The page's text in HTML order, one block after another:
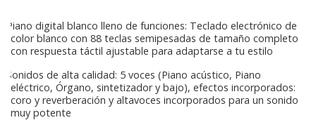
Piano digital blanco lleno de funciones: Teclado electrónico de
color blanco con 88 teclas semipesadas de tamaño completo
con respuesta táctil ajustable para adaptarse a tu estilo
Sonidos de alta calidad: 5 voces (Piano acústico, Piano
eléctrico, Órgano, sintetizador y bajo), efectos incorporados:
coro y reverberación y altavoces incorporados para un sonido
muy potente